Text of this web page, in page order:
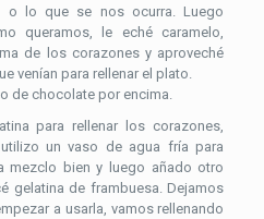
o lo que se nos ocurra. Luego
queramos, le eché caramelo,
de los corazones y aproveché
venían para rellenar el plato.
de chocolate por encima.
para rellenar los corazones,
un vaso de agua fría para
mezclo bien y luego añado otro
gelatina de frambuesa. Dejamos
a usarla, vamos rellenando